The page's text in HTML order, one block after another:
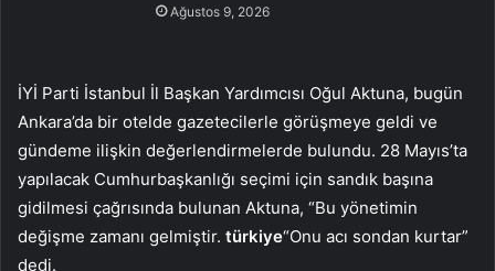
Ağustos 9, 2026
İYİ Parti İstanbul İl Başkan Yardımcısı Oğul Aktuna, bugün
Ankara’da bir otelde gazetecilerle görüşmeye geldi ve
gündeme ilişkin değerlendirmelerde bulundu. 28 Mayıs’ta
yapılacak Cumhurbaşkanlığı seçimi için sandık başına
gidilmesi çağrısında bulunan Aktuna, “Bu yönetimin
değişme zamanı gelmiştir. türkiye“Onu acı sondan kurtar”
dedi.